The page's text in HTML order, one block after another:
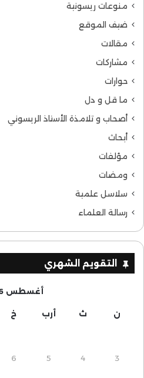
منوعات ريسونية
ضيف الموقع
مقالات
مشاركات
حوارات
ما قل و دل
أصحاب و تلامذة الأستاذ الريسوني
أبحاث
مؤلفات
ومضات
سلاسل علمية
رسالة العلماء
التقويم الشهري
أغسطس 2026
ن ث أرب خ
3
4
5
6